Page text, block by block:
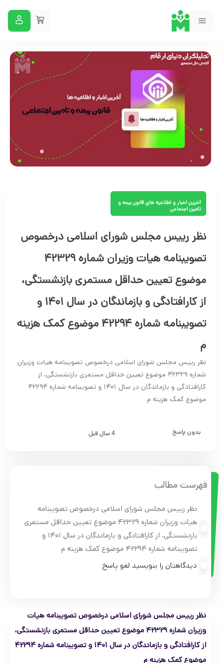
آخرین اخبار و اطلاعیه های قانون بیمه و
تامین اجتماعی
نظر رییس مجلس شورای اسلامی درخصوص
تصویبنامه هیات وزیران شماره ۴۲۳۲۹
موضوع تعیین حداقل مستمری بازنشستگی،
از کارافتادگی و بازماندگان در سال ۱۴۰۱ و
تصویبنامه شماره ۴۲۲۹۴ موضوع کمک هزینه
م
نظر رییس مجلس شورای اسلامی درخصوص تصویبنامه هیات وزیران
شماره ۴۲۳۲۹ موضوع تعیین حداقل مستمری بازنشستگی، از
کارافتادگی و بازماندگان در سال ۱۴۰۱ و تصویبنامه شماره ۴۲۲۹۴
موضوع کمک هزینه م
بدون پاسخ 4 سال قبل
فهرست مطالب
نظر رییس مجلس شورای اسلامی درخصوص تصویبنامه
هیات وزیران شماره ۴۲۳۲۹ موضوع تعیین حداقل مستمری
بازنشستگی، از کارافتادگی و بازماندگان در سال ۱۴۰۱ و
تصویبنامه شماره ۴۲۲۹۴ موضوع کمک هزینه م
دیدگاهتان را بنویسید لغو پاسخ
نظر رییس مجلس شورای اسلامی درخصوص تصویبنامه هیات
وزیران شماره ۴۲۳۲۹ موضوع تعیین حداقل مستمری بازنشستگی،
از کارافتادگی و بازماندگان در سال ۱۴۰۱ و تصویبنامه شماره ۴۲۲۹۴
موضوع کمک هزینه م